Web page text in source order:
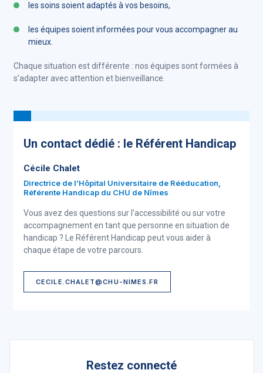
les soins soient adaptés à vos besoins,
les équipes soient informées pour vous accompagner au
mieux.
Chaque situation est différente : nos équipes sont formées à
s’adapter avec attention et bienveillance.
Un contact dédié : le Référent Handicap
Cécile Chalet
Directrice de l’Hôpital Universitaire de Rééducation,
Référente Handicap du CHU de Nîmes
Vous avez des questions sur l’accessibilité ou sur votre
accompagnement en tant que personne en situation de
handicap ? Le Référent Handicap peut vous aider à
chaque étape de votre parcours.
CECILE.CHALET@CHU-NIMES.FR
Restez connecté